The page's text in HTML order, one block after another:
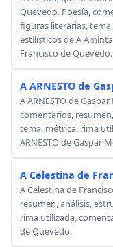
Quevedo. Poesía,
figuras literarias,
estilísticos de A
Francisco de Quevedo.
A ARNESTO de
A ARNESTO de
comentarios,
tema, métrica, rima
ARNESTO de Gaspar
A Celestina de
A Celestina de
resumen, análisis,
rima utilizada,
de Quevedo.